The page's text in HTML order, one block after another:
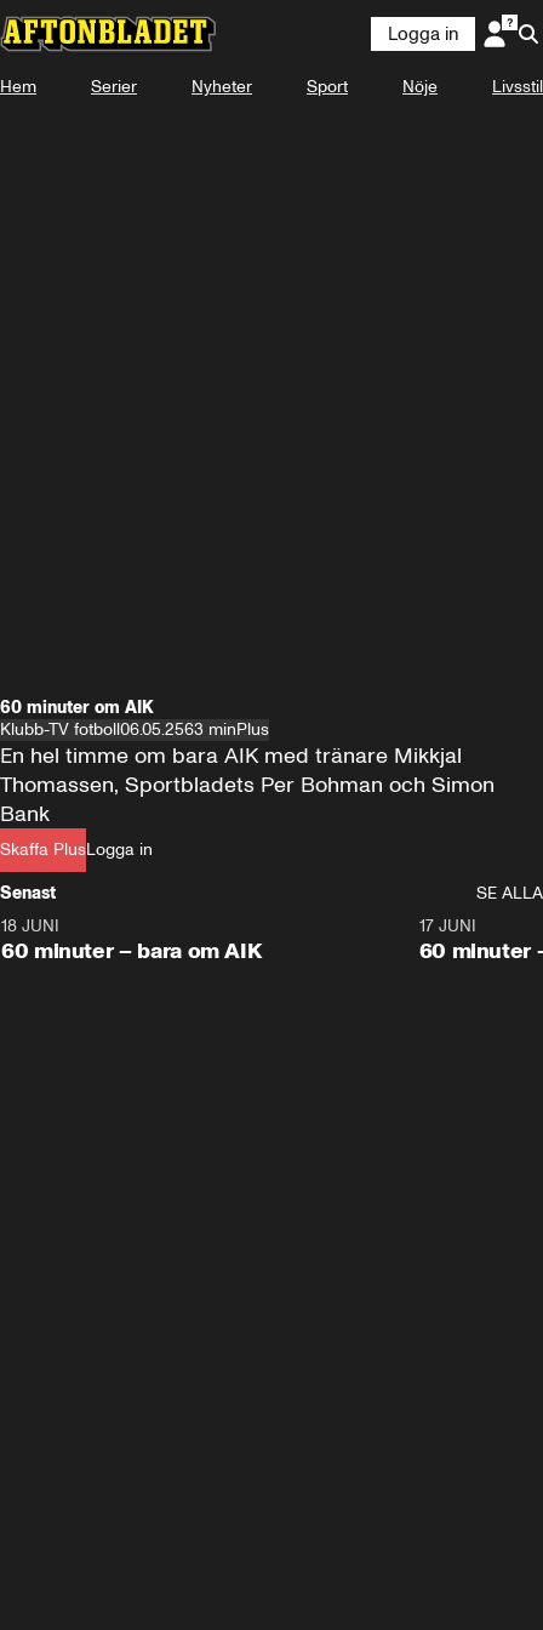
Logga in
Hem Serier Nyheter Sport Nöje Livsstil
60 minuter om AIK
Klubb-TV fotboll06.05.2563 minPlus
Skaffa PlusLogga in
En hel timme om bara AIK med tränare Mikkjal
Thomassen, Sportbladets Per Bohman och Simon
Bank
Senast
SE ALLA
Plus
18 JUNI
60 minuter – bara om AIK
Plus
17 JUNI
60 minuter